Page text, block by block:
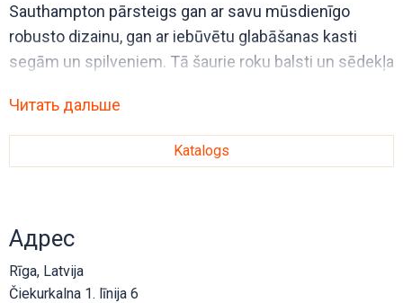
Sauthampton pārsteigs gan ar savu mūsdienīgo
robusto dizainu, gan ar iebūvētu glabāšanas kasti
segām un spilveniem. Tā šaurie roku balsti un sēdekļa
pieredzi.
Dizains ir gana grezns, bet ir īpaši bagāts arī ar
Читать дальше
Katalogs
Адрес
Rīga, Latvija
Čiekurkalna 1. līnija 6